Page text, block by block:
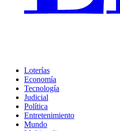
Loterías
Economía
Tecnología
Judicial
Política
Entretenimiento
Mundo